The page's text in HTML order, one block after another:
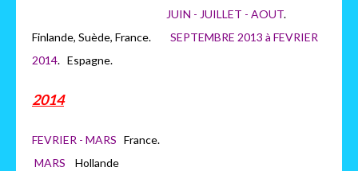
JUIN - JUILLET - AOUT.
Finlande, Suède, France. SEPTEMBRE 2013 à FEVRIER
2014. Espagne.
2014
FEVRIER - MARS France.
MARS Hollande